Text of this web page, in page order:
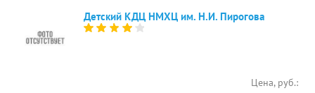
Детский КДЦ НМХЦ им. Н.И. Пирогова
Цена, руб.: